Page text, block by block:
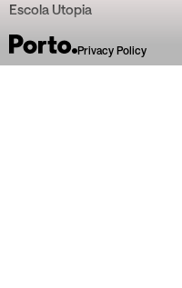
Escola Utopia
Privacy Policy